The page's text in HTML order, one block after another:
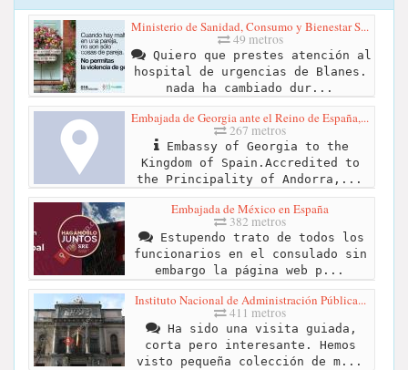
Ministerio de Sanidad, Consumo y Bienestar S...
49 metros
Quiero que prestes atención al
hospital de urgencias de Blanes.
nada ha cambiado dur...
Embajada de Georgia ante el Reino de España,...
267 metros
Embassy of Georgia to the
Kingdom of Spain.Accredited to
the Principality of Andorra,...
Embajada de México en España
382 metros
Estupendo trato de todos los
funcionarios en el consulado sin
embargo la página web p...
Instituto Nacional de Administración Pública...
411 metros
Ha sido una visita guiada,
corta pero interesante. Hemos
visto pequeña colección de m...